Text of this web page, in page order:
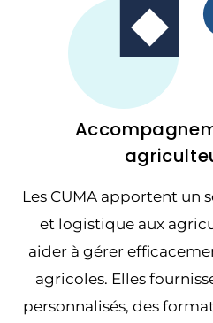
Les CUMA apportent un
et logistique aux
aider à gérer
agricoles. Elles
personnalisés, des